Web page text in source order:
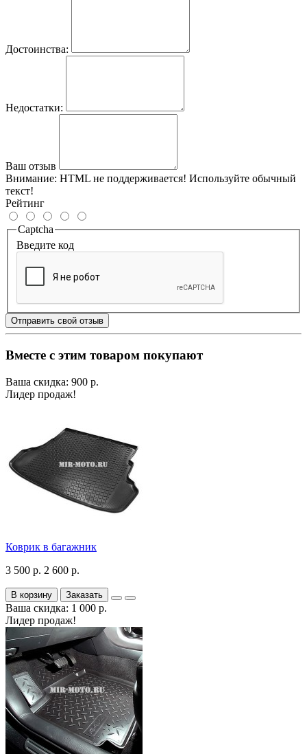
Достоинства:
Недостатки:
Ваш отзыв
Внимание: HTML не поддерживается! Используйте обычный
текст!
Рейтинг
Captcha
Введите код
Отправить свой отзыв
Вместе с этим товаром покупают
Ваша скидка: 900 р.
Лидер продаж!
Коврик в багажник
3 500 р. 2 600 р.
В корзину Заказать
Ваша скидка: 1 000 р.
Лидер продаж!